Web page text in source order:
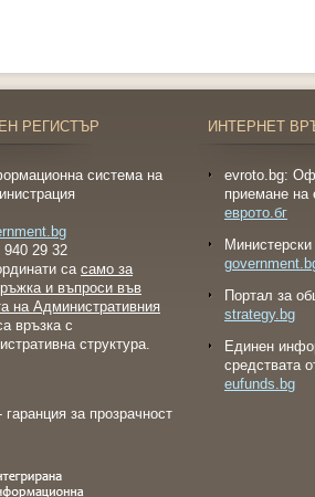
РЕГИСТЪР
система на
29 32
са само за
и въпроси във
на Административния
връзка с
структура.
за прозрачност
ИНТЕРНЕТ
evroto.bg:
приемане на
еврото.бг
Портал за
strategy.bg
Eдинен
средствата
eufunds.bg